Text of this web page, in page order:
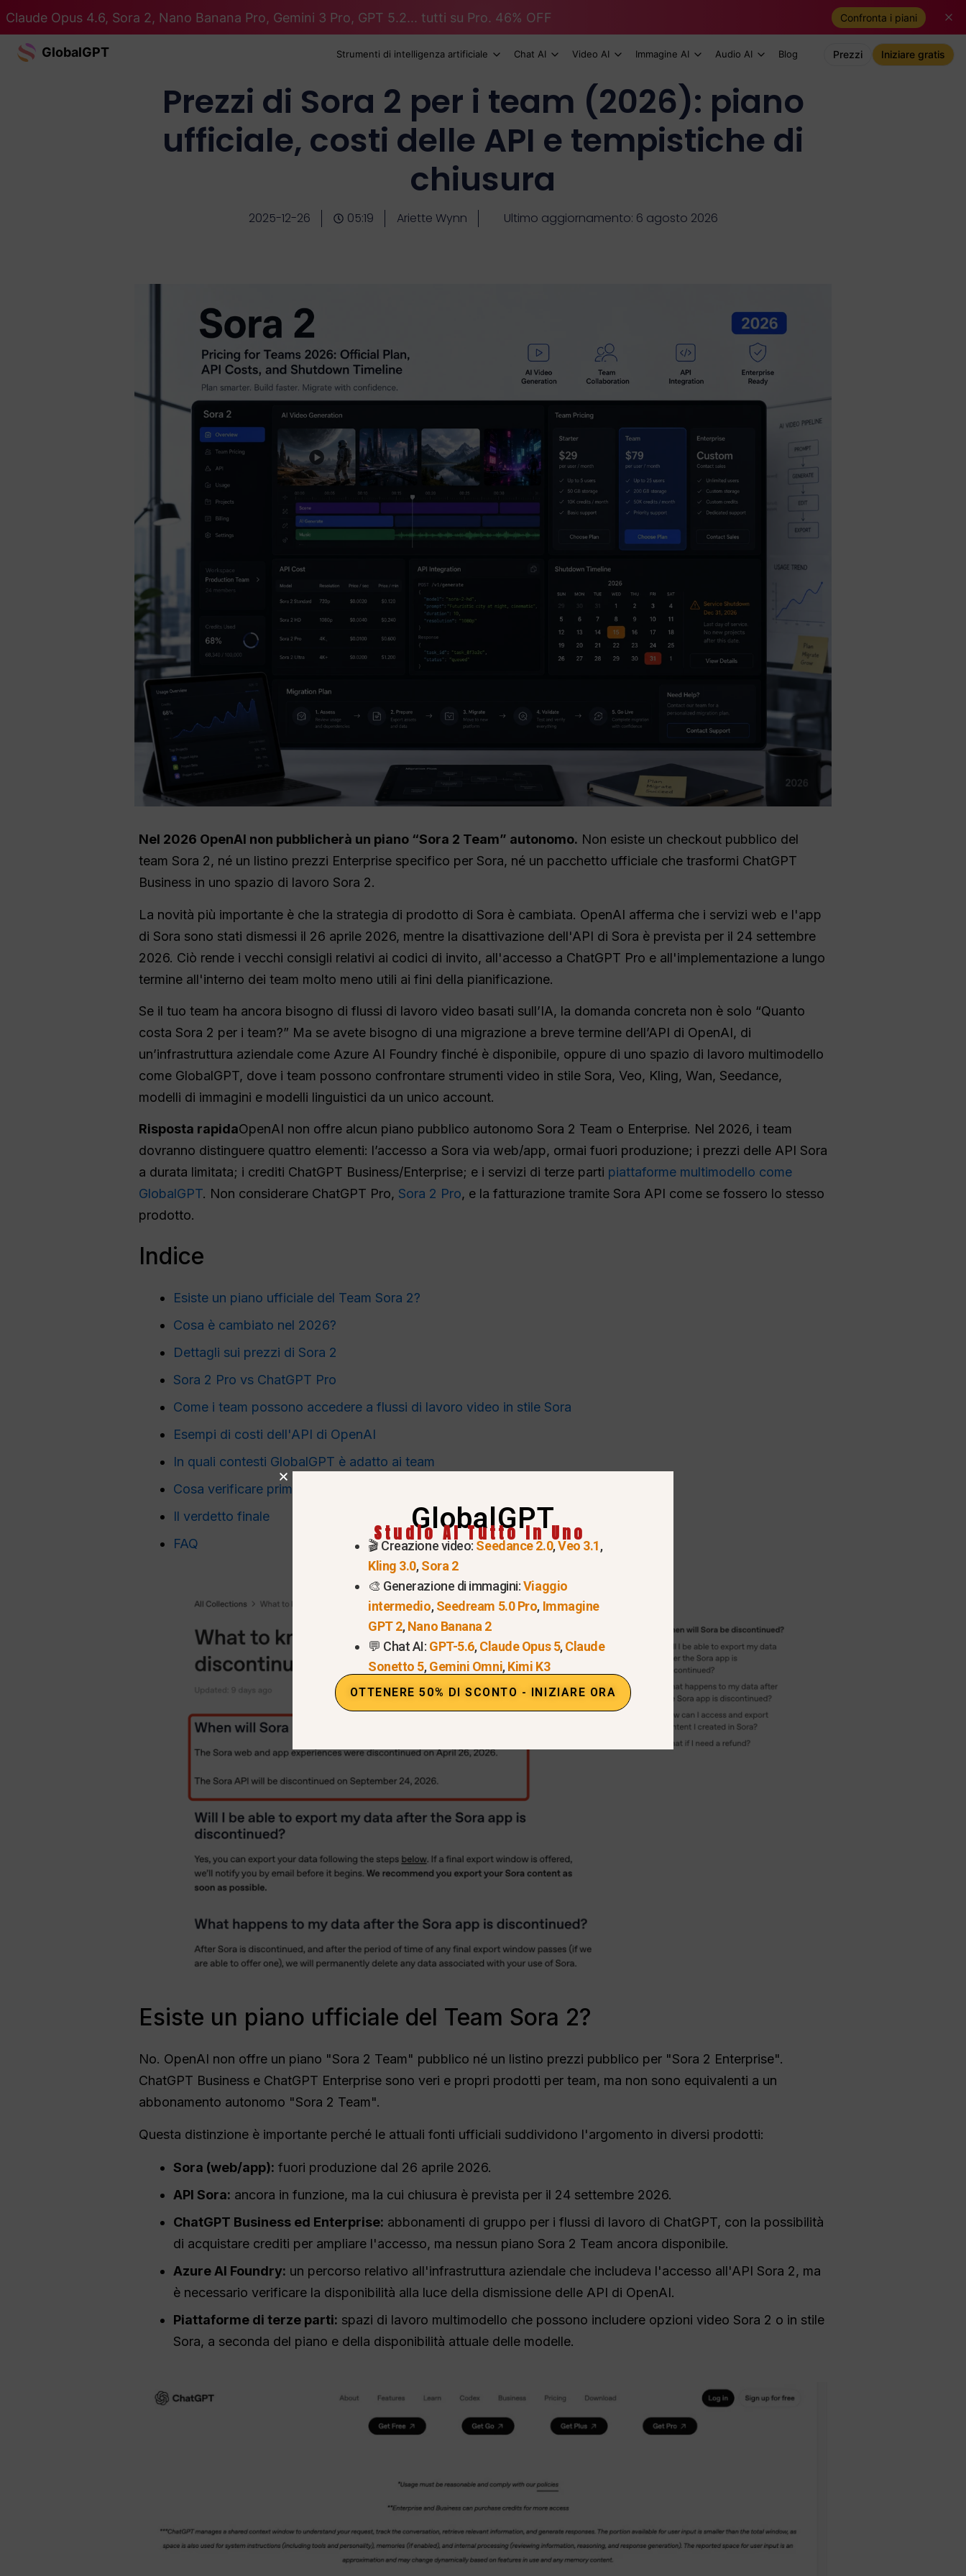
Claude Opus 4.6, Sora 2, Nano Banana Pro, Gemini 3 Pro, GPT 5.2... tutti su Pro. 46% OFF Confronta i piani
GlobalGPT Strumenti di intelligenza artificiale Chat AI Video AI Immagine AI Audio AI Blog Prezzi Iniziare gratis
Prezzi di Sora 2 per i team (2026): piano
ufficiale, costi delle API e tempistiche di
chiusura
2025-12-26 05:19 Ariette Wynn Ultimo aggiornamento: 6 agosto 2026
Nel 2026 OpenAI non pubblicherà un piano “Sora 2 Team” autonomo. Non esiste un checkout pubblico del
team Sora 2, né un listino prezzi Enterprise specifico per Sora, né un pacchetto ufficiale che trasformi ChatGPT
Business in uno spazio di lavoro Sora 2.
La novità più importante è che la strategia di prodotto di Sora è cambiata. OpenAI afferma che i servizi web e l'app
di Sora sono stati dismessi il 26 aprile 2026, mentre la disattivazione dell'API di Sora è prevista per il 24 settembre
2026. Ciò rende i vecchi consigli relativi ai codici di invito, all'accesso a ChatGPT Pro e all'implementazione a lungo
termine all'interno dei team molto meno utili ai fini della pianificazione.
Se il tuo team ha ancora bisogno di flussi di lavoro video basati sull’IA, la domanda concreta non è solo “Quanto
costa Sora 2 per i team?” Ma se avete bisogno di una migrazione a breve termine dell’API di OpenAI, di
un’infrastruttura aziendale come Azure AI Foundry finché è disponibile, oppure di uno spazio di lavoro multimodello
come GlobalGPT, dove i team possono confrontare strumenti video in stile Sora, Veo, Kling, Wan, Seedance,
modelli di immagini e modelli linguistici da un unico account.
Risposta rapidaOpenAI non offre alcun piano pubblico autonomo Sora 2 Team o Enterprise. Nel 2026, i team
dovranno distinguere quattro elementi: l’accesso a Sora via web/app, ormai fuori produzione; i prezzi delle API Sora
a durata limitata; i crediti ChatGPT Business/Enterprise; e i servizi di terze parti piattaforme multimodello come
GlobalGPT. Non considerare ChatGPT Pro, Sora 2 Pro, e la fatturazione tramite Sora API come se fossero lo stesso
prodotto.
Indice
Esiste un piano ufficiale del Team Sora 2?
Cosa è cambiato nel 2026?
Dettagli sui prezzi di Sora 2
Sora 2 Pro vs ChatGPT Pro
Come i team possono accedere a flussi di lavoro video in stile Sora
Esempi di costi dell'API di OpenAI
In quali contesti GlobalGPT è adatto ai team
Cosa verificare prima di effettuare il pagamento
Il verdetto finale
FAQ
Esiste un piano ufficiale del Team Sora 2?
No. OpenAI non offre un piano "Sora 2 Team" pubblico né un listino prezzi pubblico per "Sora 2 Enterprise".
ChatGPT Business e ChatGPT Enterprise sono veri e propri prodotti per team, ma non sono equivalenti a un
abbonamento autonomo "Sora 2 Team".
Questa distinzione è importante perché le attuali fonti ufficiali suddividono l'argomento in diversi prodotti:
Sora (web/app): fuori produzione dal 26 aprile 2026.
API Sora: ancora in funzione, ma la cui chiusura è prevista per il 24 settembre 2026.
ChatGPT Business ed Enterprise: abbonamenti di gruppo per i flussi di lavoro di ChatGPT, con la possibilità
di acquistare crediti per ampliare l'accesso, ma nessun piano Sora 2 Team ancora disponibile.
Azure AI Foundry: un percorso relativo all'infrastruttura aziendale che includeva l'accesso all'API Sora 2, ma
è necessario verificare la disponibilità alla luce della dismissione delle API di OpenAI.
Piattaforme di terze parti: spazi di lavoro multimodello che possono includere opzioni video Sora 2 o in stile
Sora, a seconda del piano e della disponibilità attuale delle modelle.
GlobalGPT
Studio AI Tutto In Uno
🎬 Creazione video: Seedance 2.0,Veo 3.1,
Kling 3.0,Sora 2
🎨 Generazione di immagini:Viaggio
intermedio,Seedream 5.0 Pro, Immagine
GPT 2,Nano Banana 2
💬 Chat AI: GPT-5.6,Claude Opus 5,Claude
Sonetto 5,Gemini Omni,Kimi K3
OTTENERE 50% DI SCONTO - INIZIARE ORA